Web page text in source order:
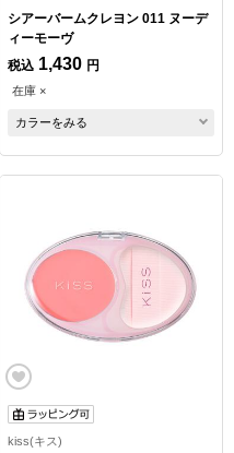
シアーバームクレヨン 011 ヌーデ
ィーモーヴ
税込 1,430 円
在庫 ×
カラーをみる
kiss(キス)